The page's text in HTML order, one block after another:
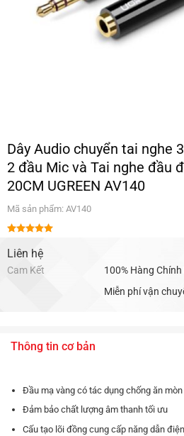
Dây Audio chuyển tai nghe
2 đầu Mic và Tai nghe đầu
20CM UGREEN AV140
Mã sản phẩm: AV140
hạng 5.00
5 sao
Liên hệ
Cam Kết
100% Hàng
Miễn phí vận
Thông tin cơ bản
Đầu mạ vàng có tác dụng chống ăn mòn
Đảm bảo chất lượng âm thanh tối ưu
Cấu tạo lõi đồng cung cấp năng dẫn